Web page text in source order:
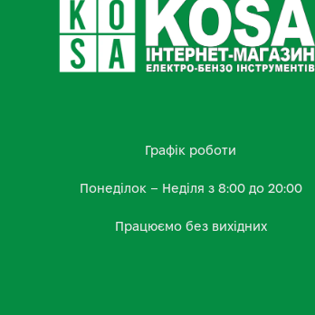
Графік роботи
Понеділок – Неділя з 8:00 до 20:00
Працюємо без вихідних